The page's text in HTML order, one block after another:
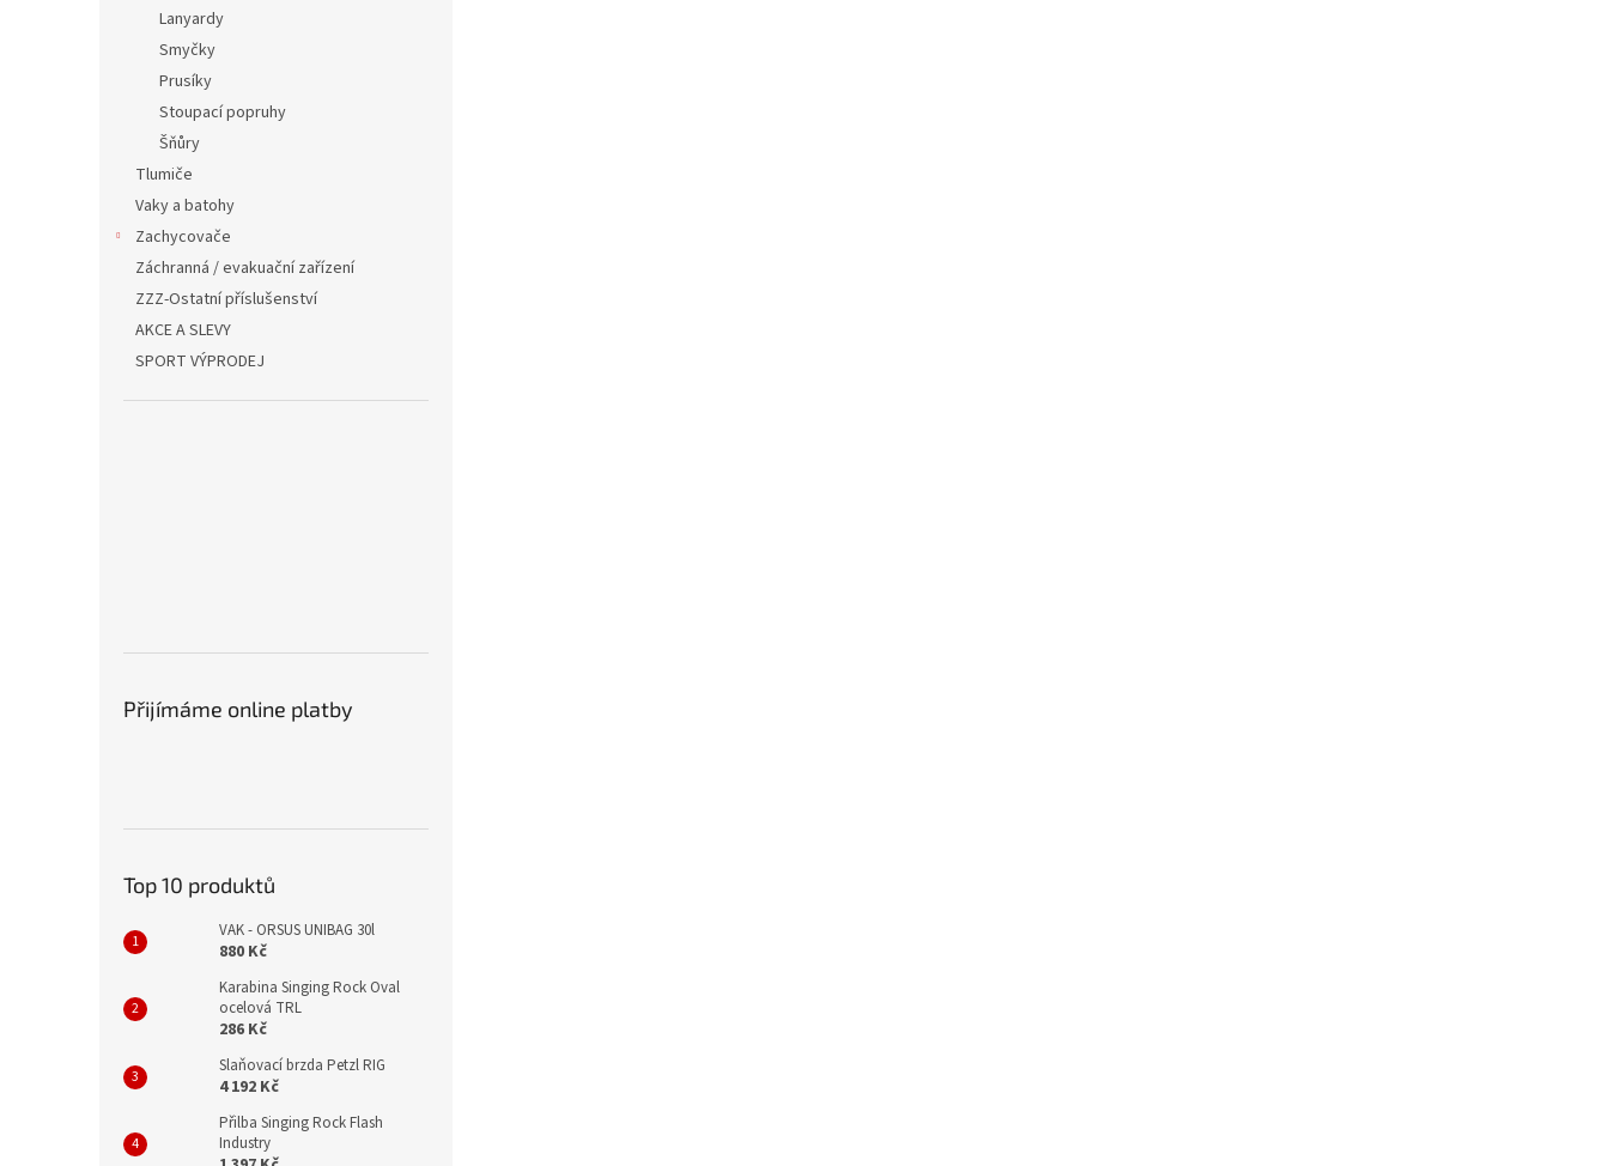
Lanyardy
Smyčky
Prusíky
Stoupací popruhy
Šňůry
Tlumiče
Vaky a batohy
Zachycovače
Záchranná / evakuační zařízení
ZZZ-Ostatní příslušenství
AKCE A SLEVY
SPORT VÝPRODEJ
Přijímáme online platby
Top 10 produktů
VAK - ORSUS UNIBAG 30l
880 Kč
Karabina Singing Rock Oval
ocelová TRL
286 Kč
Slaňovací brzda Petzl RIG
4 192 Kč
Přilba Singing Rock Flash
Industry